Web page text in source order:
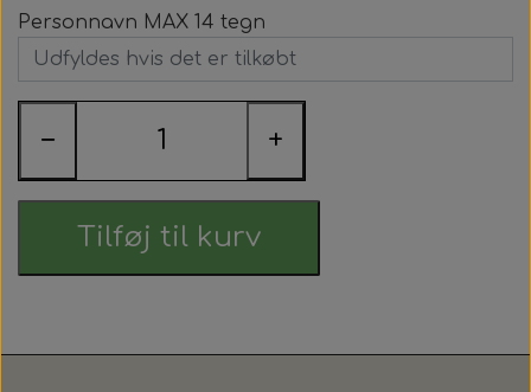
Personnavn MAX 14 tegn
− +
Tilføj til kurv